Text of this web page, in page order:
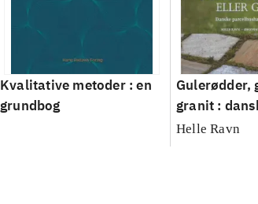
Kvalitative metoder : en
grundbog
Gulerødder,
granit :
Helle Ravn